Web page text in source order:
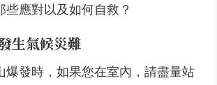
些應對以及如何自救？
生氣候災難
爆發時，如果您在室內，請盡量站